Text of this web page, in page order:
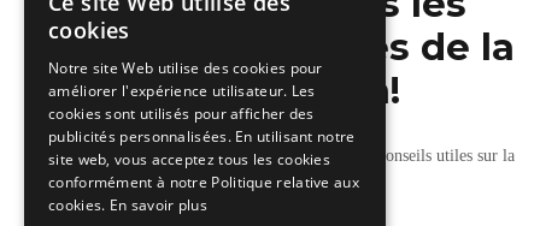
dernières nouvelles de la
construction!
Recevez nos mises à jour hebdomadaires pleines de conseils utiles sur la
construction et la rénovation.
cookies
Notre site Web utilise des cookies pour
améliorer l'expérience utilisateur. Les
cookies sont utilisés pour afficher des
publicités personnalisées. En utilisant notre
site web, vous acceptez tous les cookies
conformément à notre Politique relative aux
cookies. En savoir plus